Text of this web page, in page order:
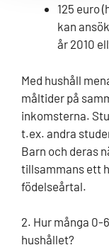
125 euro
kan
år 2010
Med hushåll
måltider på
inkomsterna.
t.ex. andra
Barn och deras
tillsammans ett
födelseårtal.
2. Hur många 0-
hushållet?